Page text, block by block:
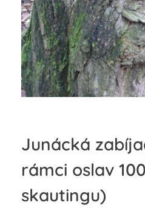
Junácká
rámci oslav
skautingu)